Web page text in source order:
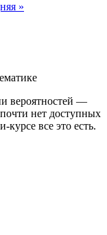
»
вероятностей —
нет доступных
все это есть.